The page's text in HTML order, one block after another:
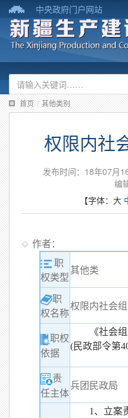
中央政府门户网站
首页 / 其他类别
权限内社
发布时间：18年07月
编
【字体： 大
作者：
职
权类型
其他类
职
权名称
权限内社会
职权
依据
《社会
(民政部令第
责
任主体
兵团民政局
1、立案